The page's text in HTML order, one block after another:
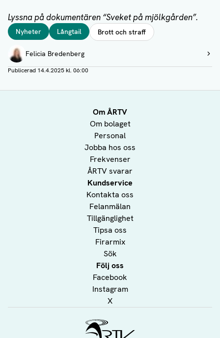
Lyssna på dokumentären “Sveket på mjölkgården”.
Taggar
Nyheter Långtail Brott och straff
Författare
Felicia Bredenberg
Visa profil
Publicerad 14.4.2025 kl. 06:00
Om ÅRTV
Om bolaget
Personal
Jobba hos oss
Frekvenser
ÅRTV svarar
Kundservice
Kontakta oss
Felanmälan
Tillgänglighet
Tipsa oss
Firarmix
Sök
Följ oss
Facebook
Instagram
X